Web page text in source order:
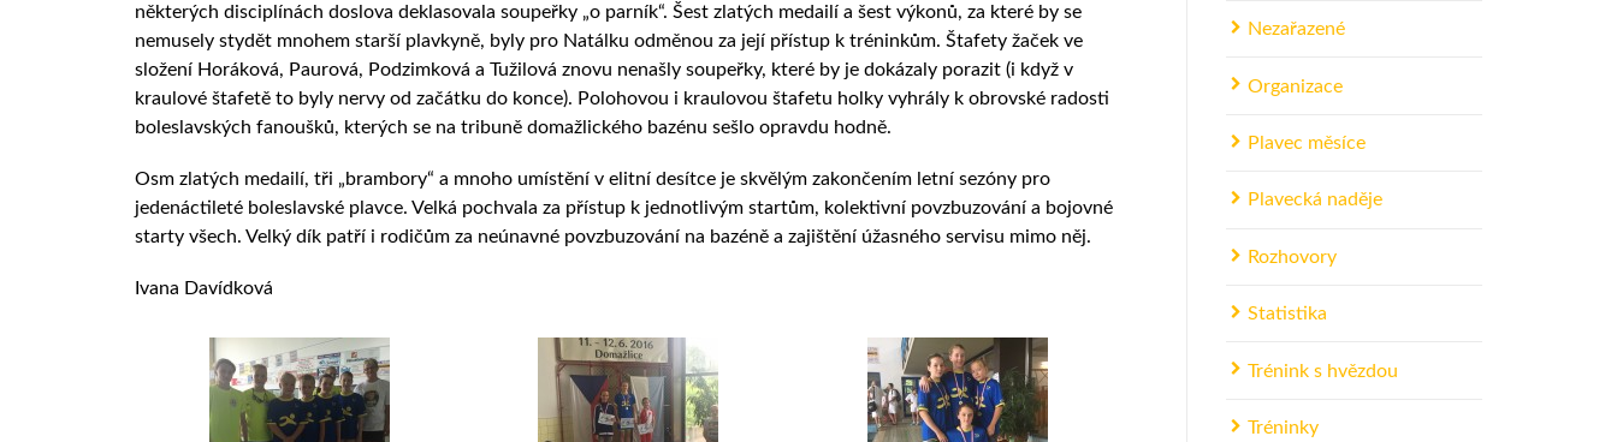
některých disciplínách doslova deklasovala soupeřky „o parník“. Šest zlatých medailí a šest výkonů, za které by se
nemusely stydět mnohem starší plavkyně, byly pro Natálku odměnou za její přístup k tréninkům. Štafety žaček ve
složení Horáková, Paurová, Podzimková a Tužilová znovu nenašly soupeřky, které by je dokázaly porazit (i když v
kraulové štafetě to byly nervy od začátku do konce). Polohovou i kraulovou štafetu holky vyhrály k obrovské radosti
boleslavských fanoušků, kterých se na tribuně domažlického bazénu sešlo opravdu hodně.
Osm zlatých medailí, tři „brambory“ a mnoho umístění v elitní desítce je skvělým zakončením letní sezóny pro
jedenáctileté boleslavské plavce. Velká pochvala za přístup k jednotlivým startům, kolektivní povzbuzování a bojovné
starty všech. Velký dík patří i rodičům za neúnavné povzbuzování na bazéně a zajištění úžasného servisu mimo něj.
Ivana Davídková
Nezařazené
Organizace
Plavec měsíce
Plavecká naděje
Rozhovory
Statistika
Trénink s hvězdou
Tréninky